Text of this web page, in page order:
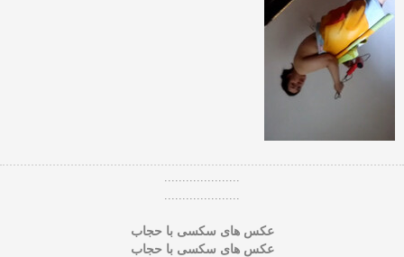
.....................
.....................
عکس های سکسی با حجاب
عکس های سکسی با حجاب